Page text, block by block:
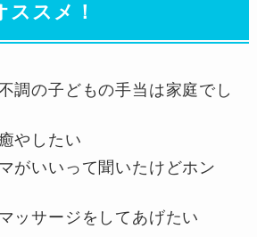
ススメ！
調の子どもの手当は家庭でし
やしたい
がいいって聞いたけどホン
ッサージをしてあげたい